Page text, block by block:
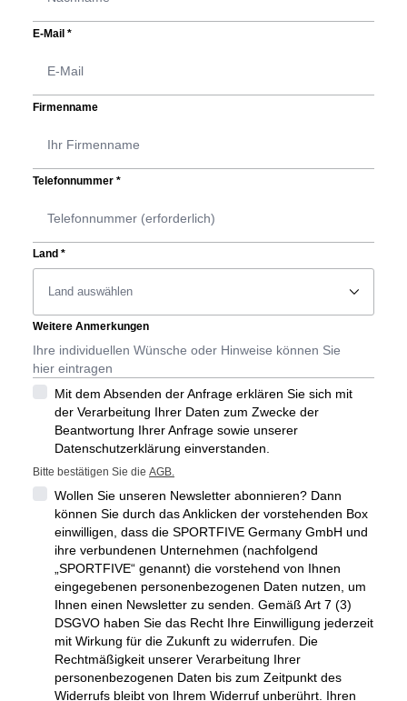
E-Mail *
Firmenname
Telefonnummer *
Land *
􀆈
Weitere Anmerkungen
Mit dem Absenden der Anfrage erklären Sie sich mit
der Verarbeitung Ihrer Daten zum Zwecke der
Beantwortung Ihrer Anfrage sowie unserer
Datenschutzerklärung einverstanden.
Bitte bestätigen Sie die AGB.
Wollen Sie unseren Newsletter abonnieren? Dann
können Sie durch das Anklicken der vorstehenden Box
einwilligen, dass die SPORTFIVE Germany GmbH und
ihre verbundenen Unternehmen (nachfolgend
„SPORTFIVE“ genannt) die vorstehend von Ihnen
eingegebenen personenbezogenen Daten nutzen, um
Ihnen einen Newsletter zu senden. Gemäß Art 7 (3)
DSGVO haben Sie das Recht Ihre Einwilligung jederzeit
mit Wirkung für die Zukunft zu widerrufen. Die
Rechtmäßigkeit unserer Verarbeitung Ihrer
personenbezogenen Daten bis zum Zeitpunkt des
Widerrufs bleibt von Ihrem Widerruf unberührt. Ihren